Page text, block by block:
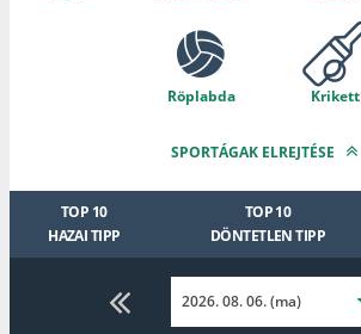
Röplabda Krikett
SPORTÁGAK ELREJTÉSE
TOP 10
HAZAI TIPP
TOP 10
DÖNTETLEN TIPP